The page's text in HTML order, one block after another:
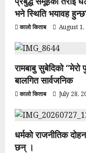
भने स्थिति भयावह हुन्छ’
कालो किताब August 1,
रामबाबु सुबेदिको
बालगित सार्वजनिक
कालो किताब July 28,
धर्मको राजनीतिक
छन् ।